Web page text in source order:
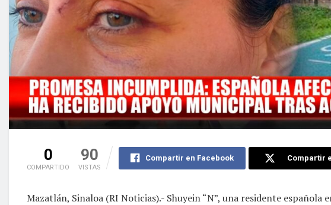
0
COMPARTIDO
90
VISTAS
Compartir en Facebook Compartir
Mazatlán, Sinaloa (RI Noticias).- Shuyein “N”, una residente española